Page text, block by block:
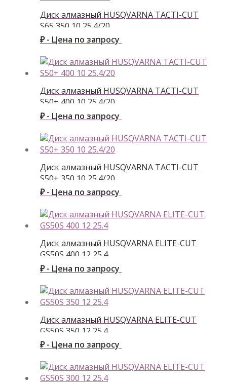
Диск алмазный HUSQVARNA TACTI-CUT
S65 350 10 25.4/20
₽ - Цена по запросу
Диск алмазный HUSQVARNA TACTI-CUT
S50+ 400 10 25.4/20
₽ - Цена по запросу
Диск алмазный HUSQVARNA TACTI-CUT
S50+ 350 10 25.4/20
₽ - Цена по запросу
Диск алмазный HUSQVARNA ELITE-CUT
GS50S 400 12 25.4
₽ - Цена по запросу
Диск алмазный HUSQVARNA ELITE-CUT
GS50S 350 12 25.4
₽ - Цена по запросу